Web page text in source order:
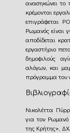
ανασηκώνει το
κρέμονται
επιγράφεται
Ρωμανός είναι
αποδίδεται
εργαστήριο
δημοφιλούς
αλόγων, και
πρόγραμμα του
Νικολέττα
για τον
της Κρήτης»,